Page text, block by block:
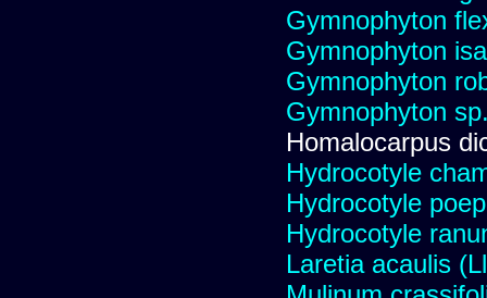
Gymnophyton
Gymnophyton
Gymnophyton
Gymnophyton
Homalocarpus
Hydrocotyle
Hydrocotyle
Hydrocotyle
Laretia acaulis